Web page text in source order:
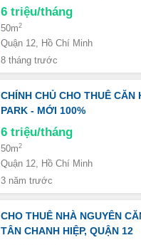
6 triệu/tháng
50m2
Quận 12, Hồ Chí Minh
8 tháng trước
CHÍNH CHỦ CHO THUÊ CĂN
PARK - MỚI 100%
6 triệu/tháng
50m2
Quận 12, Hồ Chí Minh
3 năm trước
CHO THUÊ NHÀ NGUYÊN
TÂN CHANH HIỆP, QUẬN 12